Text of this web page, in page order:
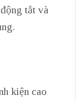
tắt và
kiện cao